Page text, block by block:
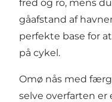
fred og ro, mens
gåafstand af
perfekte base for
på cykel.
Omø nås med
selve overfarten er